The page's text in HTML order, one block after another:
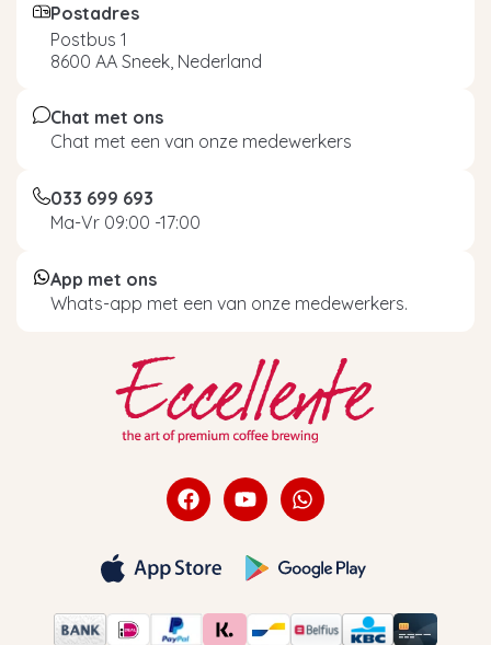
Postadres
Postbus 1
8600 AA Sneek, Nederland
Chat met ons
Chat met een van onze medewerkers
033 699 693
Ma-Vr 09:00 -17:00
App met ons
Whats-app met een van onze medewerkers.